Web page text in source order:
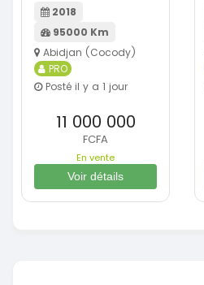
2018
95000 Km
Abidjan (Cocody)
PRO
Posté il y a 1 jour
11 000 000
FCFA
En vente
Voir détails